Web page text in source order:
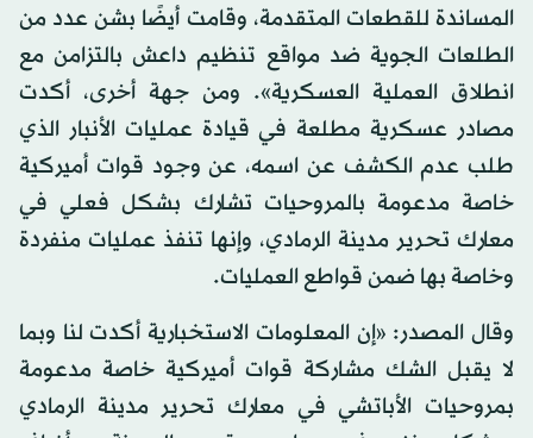
المساندة للقطعات المتقدمة، وقامت أيضًا بشن عدد من
الطلعات الجوية ضد مواقع تنظيم داعش بالتزامن مع
انطلاق العملية العسكرية». ومن جهة أخرى، أكدت
مصادر عسكرية مطلعة في قيادة عمليات الأنبار الذي
طلب عدم الكشف عن اسمه، عن وجود قوات أميركية
خاصة مدعومة بالمروحيات تشارك بشكل فعلي في
معارك تحرير مدينة الرمادي، وإنها تنفذ عمليات منفردة
وخاصة بها ضمن قواطع العمليات.
وقال المصدر: «إن المعلومات الاستخبارية أكدت لنا وبما
لا يقبل الشك مشاركة قوات أميركية خاصة مدعومة
بمروحيات الأباتشي في معارك تحرير مدينة الرمادي